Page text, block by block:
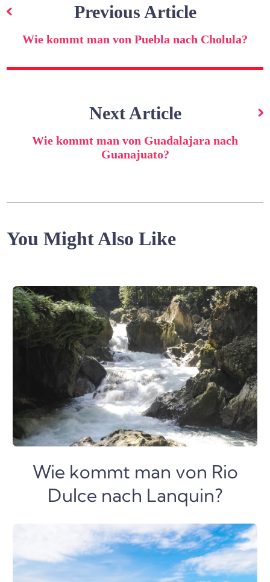
Previous Article
Wie kommt man von Puebla nach Cholula?
Next Article
Wie kommt man von Guadalajara nach
Guanajuato?
You Might Also Like
Wie kommt man von Rio
Dulce nach Lanquin?